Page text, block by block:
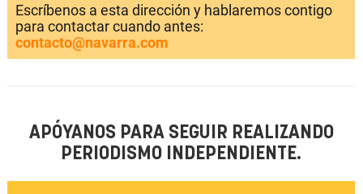
Escríbenos a esta dirección y hablaremos contigo
para contactar cuando antes:
contacto@navarra.com
APÓYANOS PARA SEGUIR REALIZANDO
PERIODISMO INDEPENDIENTE.